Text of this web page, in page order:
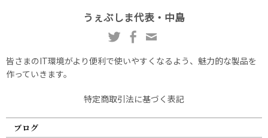
うぇぶしま代表・中島
皆さまのIT環境がより便利で使いやすくなるよう、魅力的な製品を
作っていきます。
特定商取引法に基づく表記
ブログ